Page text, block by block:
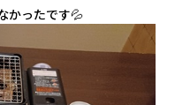
かったです💦